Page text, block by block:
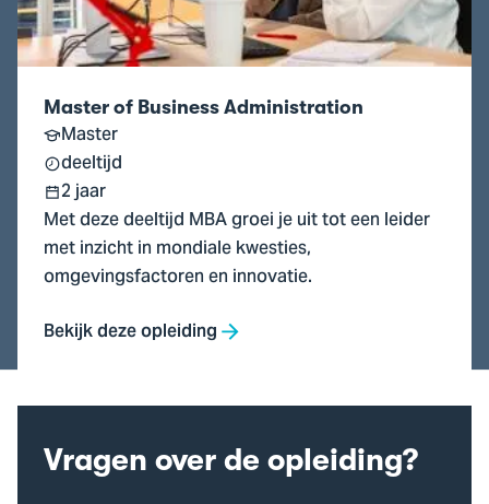
Master of Business Administration
Master
deeltijd
2 jaar
Met deze deeltijd MBA groei je uit tot een leider
met inzicht in mondiale kwesties,
omgevingsfactoren en innovatie.
Bekijk deze opleiding
Vragen over de opleiding?